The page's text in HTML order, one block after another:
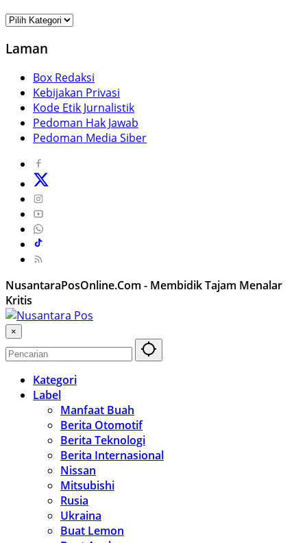
Kategori
Laman
Box Redaksi
Kebijakan Privasi
Kode Etik Jurnalistik
Pedoman Hak Jawab
Pedoman Media Siber
NusantaraPosOnline.Com - Membidik Tajam Menalar
Kritis
×
Kategori
Label
Manfaat Buah
Berita Otomotif
Berita Teknologi
Berita Internasional
Nissan
Mitsubishi
Rusia
Ukraina
Buat Lemon